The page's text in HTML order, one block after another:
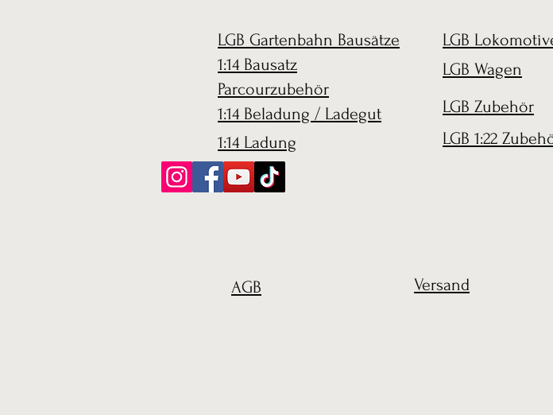
LGB Gartenbahn Bausätze
1:14 Bausatz
Parcourzubehör
1:14 Beladung / Ladegut
1:14 Ladung
LGB
LGB Wagen
LGB Zubehör
LGB 1:22
AGB Versand